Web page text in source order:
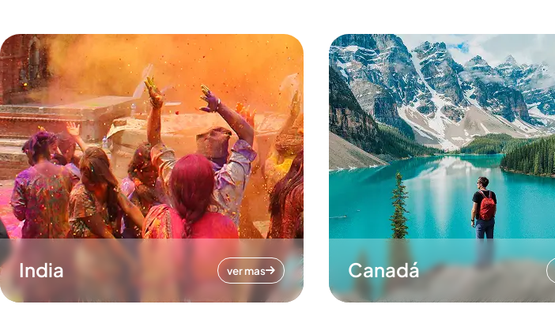
India ver mas Canadá